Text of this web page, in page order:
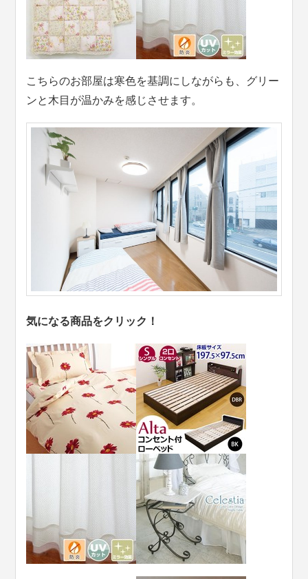
こちらのお部屋は寒色を基調にしながらも、グリー
ンと木目が温かみを感じさせます。
気になる商品をクリック！